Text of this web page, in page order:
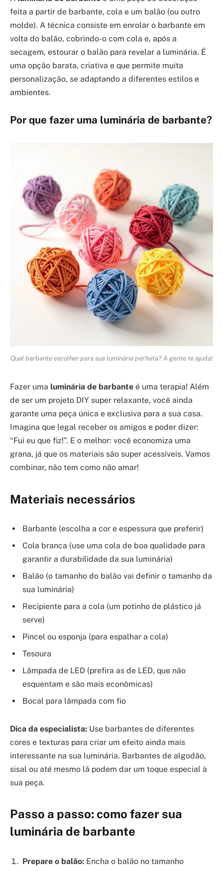
feita a partir de barbante, cola e um balão (ou outro
molde). A técnica consiste em enrolar o barbante em
volta do balão, cobrindo-o com cola e, após a
secagem, estourar o balão para revelar a luminária. É
uma opção barata, criativa e que permite muita
personalização, se adaptando a diferentes estilos e
ambientes.
Por que fazer uma luminária de barbante?
Qual barbante escolher para sua luminária perfeita? A gente te ajuda!
Fazer uma luminária de barbante é uma terapia! Além
de ser um projeto DIY super relaxante, você ainda
garante uma peça única e exclusiva para a sua casa.
Imagina que legal receber os amigos e poder dizer:
“Fui eu que fiz!”. E o melhor: você economiza uma
grana, já que os materiais são super acessíveis. Vamos
combinar, não tem como não amar!
Materiais necessários
Barbante (escolha a cor e espessura que preferir)
Cola branca (use uma cola de boa qualidade para
garantir a durabilidade da sua luminária)
Balão (o tamanho do balão vai definir o tamanho da
sua luminária)
Recipiente para a cola (um potinho de plástico já
serve)
Pincel ou esponja (para espalhar a cola)
Tesoura
Lâmpada de LED (prefira as de LED, que não
esquentam e são mais econômicas)
Bocal para lâmpada com fio
Dica da especialista: Use barbantes de diferentes
cores e texturas para criar um efeito ainda mais
interessante na sua luminária. Barbantes de algodão,
sisal ou até mesmo lã podem dar um toque especial à
sua peça.
Passo a passo: como fazer sua
luminária de barbante
Prepare o balão: Encha o balão no tamanho